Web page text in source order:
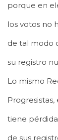
porque en
los votos no
de tal modo
su registro
Lo mismo
Progresistas,
tiene
de sus